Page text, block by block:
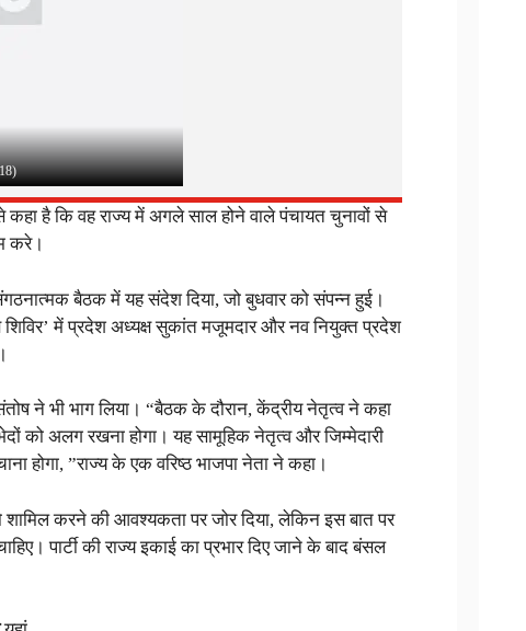
कहा है कि वह राज्य में अगले साल होने वाले पंचायत चुनावों से
करे।
बैठक में यह संदेश दिया, जो बुधवार को संपन्न हुई।
शिविर’ में प्रदेश अध्यक्ष सुकांत मजूमदार और नव नियुक्त प्रदेश
ने भी भाग लिया। “बैठक के दौरान, केंद्रीय नेतृत्व ने कहा
को अलग रखना होगा। यह सामूहिक नेतृत्व और जिम्मेदारी
होगा, ”राज्य के एक वरिष्ठ भाजपा नेता ने कहा।
शामिल करने की आवश्यकता पर जोर दिया, लेकिन इस बात पर
पार्टी की राज्य इकाई का प्रभार दिए जाने के बाद बंसल